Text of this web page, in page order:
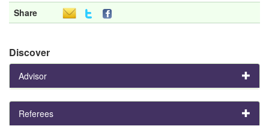
Share
Discover
Advisor
Referees